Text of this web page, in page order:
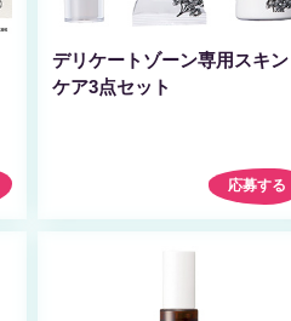
デリケートゾーン専用スキン
ケア3点セット
応募する